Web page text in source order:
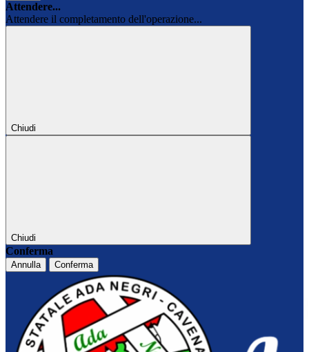
Attendere...
Attendere il completamento dell'operazione...
Chiudi
Chiudi
Conferma
Annulla Conferma